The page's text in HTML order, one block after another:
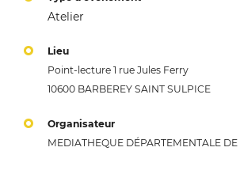
Atelier
Lieu
Point-lecture 1 rue Jules Ferry
10600 BARBEREY SAINT SULPICE
Organisateur
MEDIATHEQUE DÉPARTEMENTALE DE